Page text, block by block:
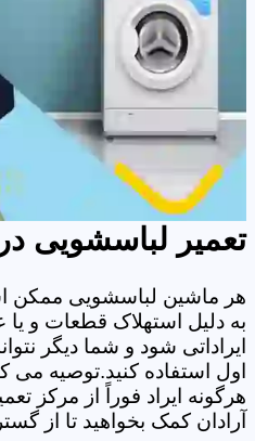
تعمیر لباسشویی
هر ماشین لباسشویی ممکن
به دلیل استهلاک قطعات و
ایراداتی شود و شما دیگر
اول استفاده کنید.توصیه
هرگونه ایراد فوراً از مرکز
آرادان کمک بخواهید تا از